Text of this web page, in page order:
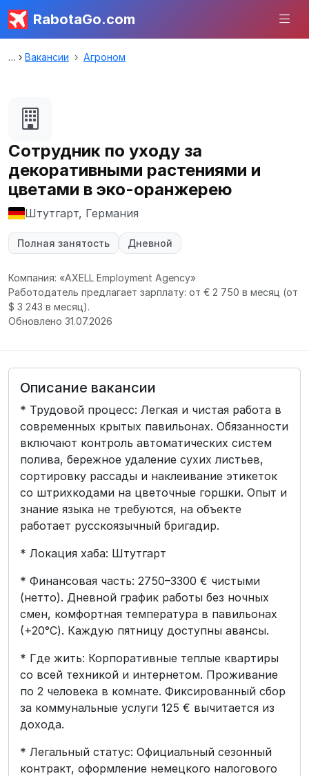
RabotaGo.com
Вакансии Агроном
Сотрудник по уходу за
декоративными растениями и
цветами в эко-оранжерею
Штутгарт, Германия
Полная занятость Дневной
Компания: «AXELL Employment Agency»
Работодатель предлагает зарплату: от € 2 750 в месяц (от
$ 3 243 в месяц).
Обновлено 31.07.2026
Описание вакансии
* Трудовой процесс: Легкая и чистая работа в
современных крытых павильонах. Обязанности
включают контроль автоматических систем
полива, бережное удаление сухих листьев,
сортировку рассады и наклеивание этикеток
со штрихкодами на цветочные горшки. Опыт и
знание языка не требуются, на объекте
работает русскоязычный бригадир.
* Локация хаба: Штутгарт
* Финансовая часть: 2750–3300 € чистыми
(нетто). Дневной график работы без ночных
смен, комфортная температура в павильонах
(+20°C). Каждую пятницу доступны авансы.
* Где жить: Корпоративные теплые квартиры
со всей техникой и интернетом. Проживание
по 2 человека в комнате. Фиксированный сбор
за коммунальные услуги 125 € вычитается из
дохода.
* Легальный статус: Официальный сезонный
контракт, оформление немецкого налогового